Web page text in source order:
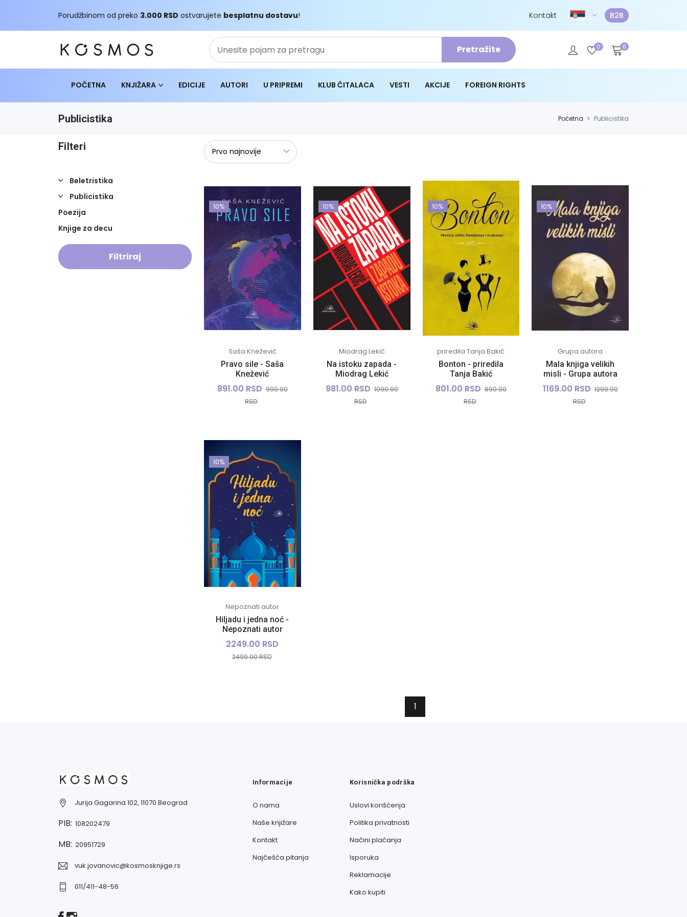
Porudžbinom od preko 3.000 RSD ostvarujete besplatnu dostavu! Kontakt B2B
Pretražite 0 0
POČETNA KNJIŽARA EDICIJE AUTORI U PRIPREMI KLUB ČITALACA VESTI AKCIJE FOREIGN RIGHTS
Publicistika Početna Publicistika
10%
Saša Knežević
Pravo sile - Saša
Knežević
891.00 RSD 990.00
RSD
10%
Miodrag Lekić
Na istoku zapada -
Miodrag Lekić
981.00 RSD 1090.00
RSD
10%
priredila Tanja Bakić
Bonton - priredila
Tanja Bakić
801.00 RSD 890.00
RSD
10%
Grupa autora
Mala knjiga velikih
misli - Grupa autora
1169.00 RSD 1299.00
RSD
10%
Nepoznati autor
Hiljadu i jedna noć -
Nepoznati autor
2249.00 RSD
2499.00 RSD
1
Filteri
Beletristika
Publicistika
Poezija
Knjige za decu
Filtriraj
Jurija Gagarina 102, 11070 Beograd
PIB: 108202479
MB: 20951729
vuk.jovanovic@kosmosknjige.rs
011/411-48-56
Informacije
O nama
Naše knjižare
Kontakt
Najčešća pitanja
Korisnička podrška
Uslovi korišćenja
Politika privatnosti
Načini plaćanja
Isporuka
Reklamacije
Kako kupiti